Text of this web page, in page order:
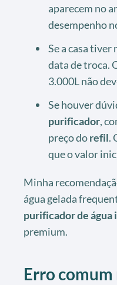
aparecem no
desempenho
Se a casa
data de troca.
3.000L não
Se houver
purificador,
preço dorefil.
que o valor
Minha
água gelada
purificador de água
premium.
Erro